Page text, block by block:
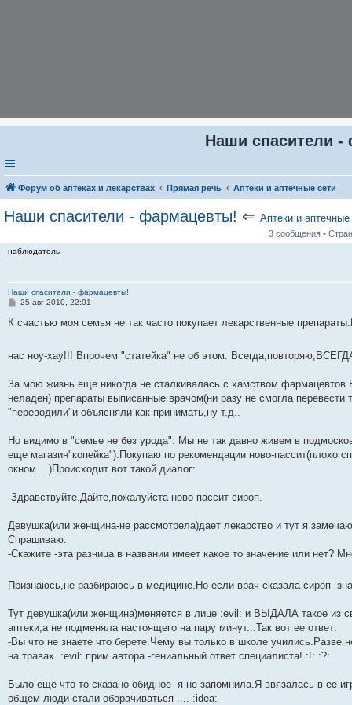
Наши спасители
Форум об аптеках и лекарствах Прямая речь Аптеки и аптечные сети
Наши спасители - фармацевты! ⇐ Аптеки и аптечные
3 сообщения •
наблюдатель
Наши спасители - фармацевты!
С
о
н
25 авг 2010, 22:01
К счастью моя семья не так часто покупает лекарственные
нас ноу-хау!!! Впрочем "статейка" не об этом.
За мою жизнь еще никогда не сталкивалась с хамством
неладен) препараты выписанные врачом(ни разу не смогла
"переводили"и объясняли как принимать,ну т.д..
Но видимо в "семье не без урода". Мы не так давно живем в
еще магазин"копейка").Покупаю по рекомендации ново-пассит(плохо
окном....)Происходит вот такой диалог:
-Здравствуйте.Дайте,пожалуйста ново-пассит сироп.
Девушка(или женщина-не рассмотрела)дает лекарство и тут я
Спрашиваю:
-Скажите -эта разница в названии имеет какое то значение или нет?
Признаюсь,не разбираюсь в медицине.Но если врач сказала сироп-
Тут девушка(или женщина)меняется в лице :evil: и ВЫДАЛА такое из
аптеки,а не подменяла настоящего на пару минут...Так вот ее ответ:
-Вы что не знаете что берете.Чему вы только в школе учились.Разве
на травах. :evil: прим.автора -гениальный ответ специалиста! :!: :?:
Было еще что то сказано обидное -я не запомнила.Я ввязалась в ее
общем люди стали оборачиваться .... :idea: